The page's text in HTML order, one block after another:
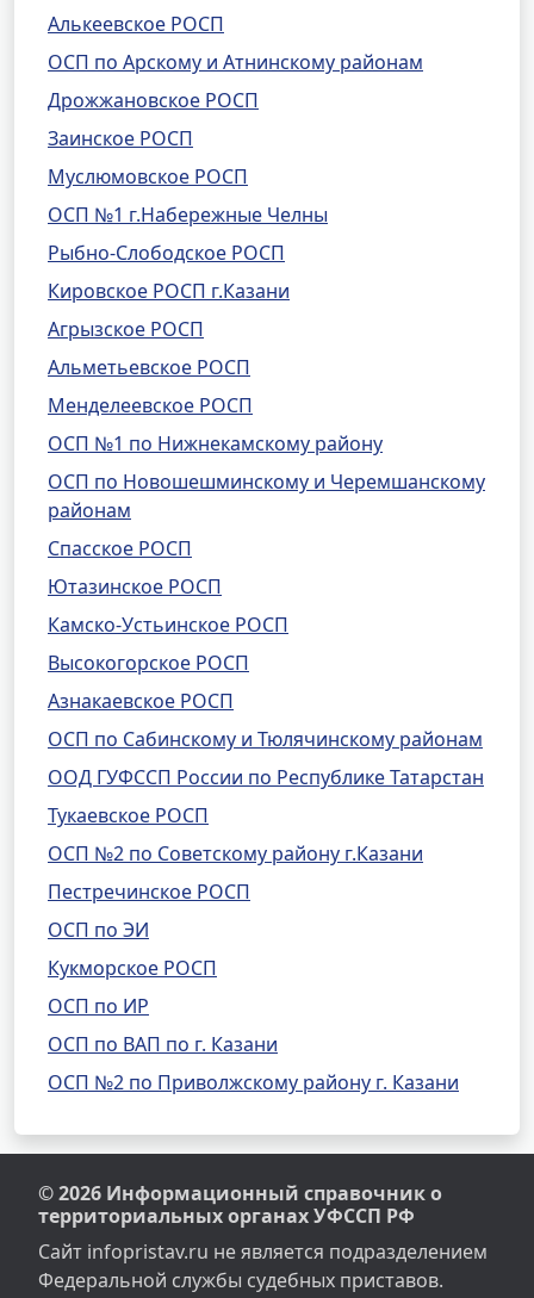
Алькеевское РОСП
ОСП по Арскому и Атнинскому районам
Дрожжановское РОСП
Заинское РОСП
Муслюмовское РОСП
ОСП №1 г.Набережные Челны
Рыбно-Слободское РОСП
Кировское РОСП г.Казани
Агрызское РОСП
Альметьевское РОСП
Менделеевское РОСП
ОСП №1 по Нижнекамскому району
ОСП по Новошешминскому и Черемшанскому
районам
Спасское РОСП
Ютазинское РОСП
Камско-Устьинское РОСП
Высокогорское РОСП
Азнакаевское РОСП
ОСП по Сабинскому и Тюлячинскому районам
ООД ГУФССП России по Республике Татарстан
Тукаевское РОСП
ОСП №2 по Советскому району г.Казани
Пестречинское РОСП
ОСП по ЭИ
Кукморское РОСП
ОСП по ИР
ОСП по ВАП по г. Казани
ОСП №2 по Приволжскому району г. Казани
© 2026 Информационный справочник о
территориальных органах УФССП РФ
Сайт infopristav.ru не является подразделением
Федеральной службы судебных приставов.